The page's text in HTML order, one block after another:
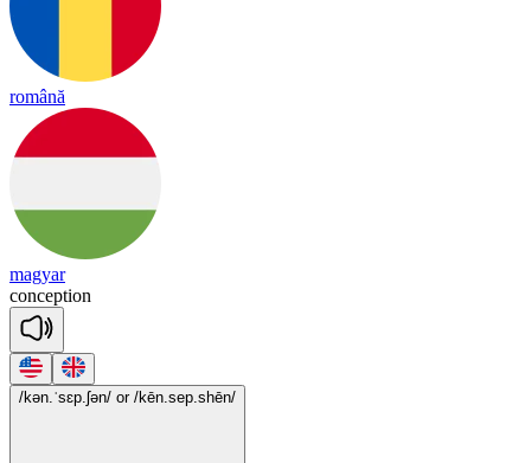
română
magyar
conception
/kən.ˈsɛp.ʃən/ or /kēn.sep.shēn/